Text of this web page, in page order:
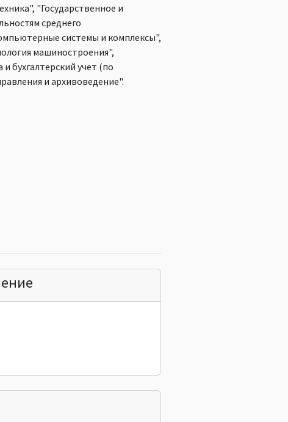
"Государственное и
среднего
системы и комплексы",
машиностроения",
бухгалтерский учет (по
и архивоведение".